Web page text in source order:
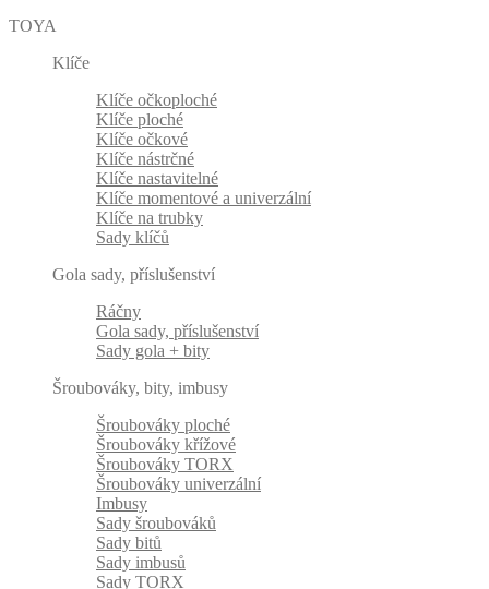
TOYA
Klíče
Klíče očkoploché
Klíče ploché
Klíče očkové
Klíče nástrčné
Klíče nastavitelné
Klíče momentové a univerzální
Klíče na trubky
Sady klíčů
Gola sady, příslušenství
Ráčny
Gola sady, příslušenství
Sady gola + bity
Šroubováky, bity, imbusy
Šroubováky ploché
Šroubováky křížové
Šroubováky TORX
Šroubováky univerzální
Imbusy
Sady šroubováků
Sady bitů
Sady imbusů
Sady TORX